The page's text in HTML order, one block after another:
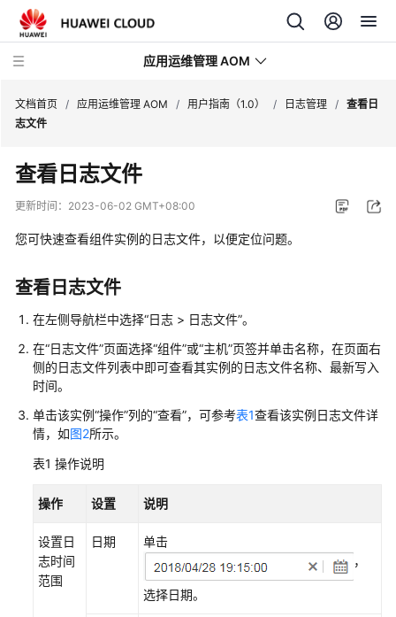
应用运维管理 AOM
最
新
动
品
介
绍
计
费
说
明
快
入
用
户
文档首页 / 应用运维管理 AOM / 用户指南（1.0） / 日志管理 / 查看日
志文件
查看日志文件
更新时间： 2023-06-02 GMT+08:00
您可快速查看组件实例的日志文件，以便定位问题。
查看日志文件
在左侧导航栏中选择“日志 > 日志文件”。
在“日志文件”页面选择“组件”或“主机”页签并单击名称，在页面右
侧的日志文件列表中即可查看其实例的日志文件名称、最新写入
时间。
单击该实例“操作”列的“查看”，可参考表1查看该实例日志文件详
情，如图2所示。
表1 操作说明
操作 设置 说明
设置日
志时间
范围
日期
单击
，
选择日期。